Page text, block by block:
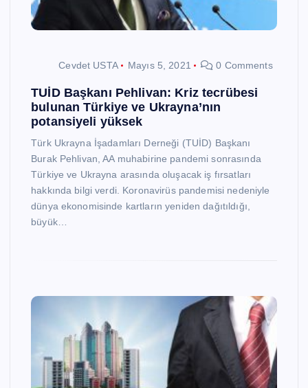
Cevdet USTA Mayıs 5, 2021 0 Comments
TUİD Başkanı Pehlivan: Kriz tecrübesi
bulunan Türkiye ve Ukrayna’nın
potansiyeli yüksek
Türk Ukrayna İşadamları Derneği (TUİD) Başkanı
Burak Pehlivan, AA muhabirine pandemi sonrasında
Türkiye ve Ukrayna arasında oluşacak iş fırsatları
hakkında bilgi verdi. Koronavirüs pandemisi nedeniyle
dünya ekonomisinde kartların yeniden dağıtıldığı,
büyük…